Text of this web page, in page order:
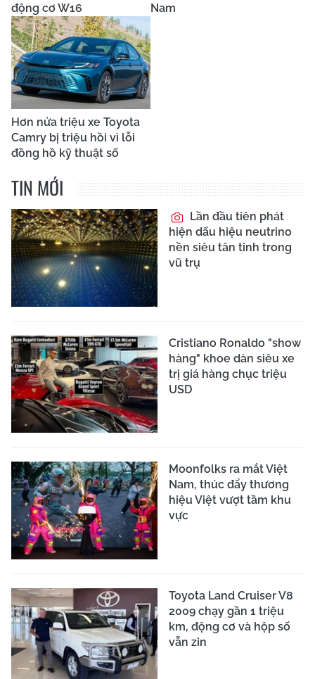
động cơ W16
Nam
Hơn nửa triệu xe Toyota
Camry bị triệu hồi vì lỗi
đồng hồ kỹ thuật số
TIN MỚI
Lần đầu tiên phát
hiện dấu hiệu neutrino
nền siêu tân tinh trong
vũ trụ
Cristiano Ronaldo "show
hàng" khoe dàn siêu xe
trị giá hàng chục triệu
USD
Moonfolks ra mắt Việt
Nam, thúc đẩy thương
hiệu Việt vượt tầm khu
vực
Toyota Land Cruiser V8
2009 chạy gần 1 triệu
km, động cơ và hộp số
vẫn zin